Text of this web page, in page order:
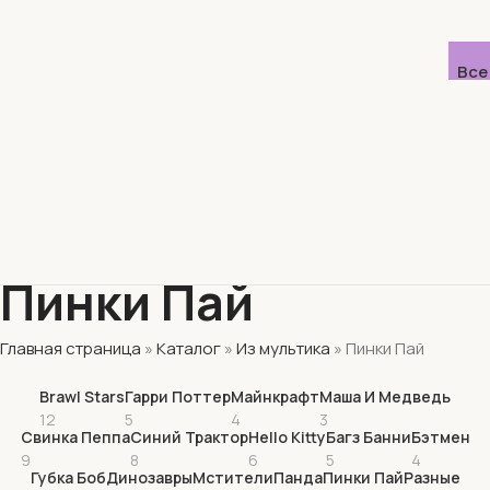
Пинки Пай
Главная страница »Каталог»Из мультика » Пинки Пай
Brawl Stars
12
Гарри Поттер
5
Майнкрафт
4
Маша И Медведь
3
Свинка Пеппа
9
Синий Трактор
8
Hello Kitty
6
Багз Банни
5
Бэтмен
4
Губка БобДинозаврыМстителиПандаПинки ПайРазные